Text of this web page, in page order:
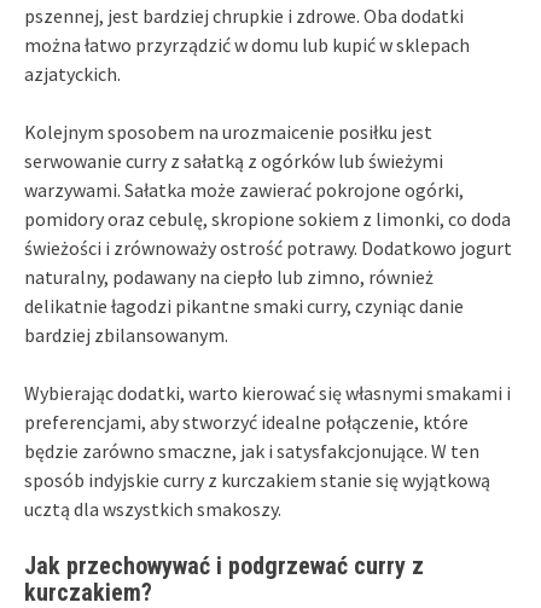
pszennej, jest bardziej chrupkie i zdrowe. Oba dodatki
można łatwo przyrządzić w domu lub kupić w sklepach
azjatyckich.
Kolejnym sposobem na urozmaicenie posiłku jest
serwowanie curry z sałatką z ogórków lub świeżymi
warzywami. Sałatka może zawierać pokrojone ogórki,
pomidory oraz cebulę, skropione sokiem z limonki, co doda
świeżości i zrównoważy ostrość potrawy. Dodatkowo jogurt
naturalny, podawany na ciepło lub zimno, również
delikatnie łagodzi pikantne smaki curry, czyniąc danie
bardziej zbilansowanym.
Wybierając dodatki, warto kierować się własnymi smakami i
preferencjami, aby stworzyć idealne połączenie, które
będzie zarówno smaczne, jak i satysfakcjonujące. W ten
sposób indyjskie curry z kurczakiem stanie się wyjątkową
ucztą dla wszystkich smakoszy.
Jak przechowywać i podgrzewać curry z
kurczakiem?